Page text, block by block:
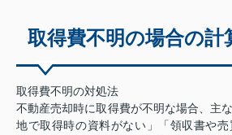
取得費不明の場合の計
取得費不明の対処法
不動産売却時に取得費が不明な場合、主
地で取得時の資料がない」「領収書や